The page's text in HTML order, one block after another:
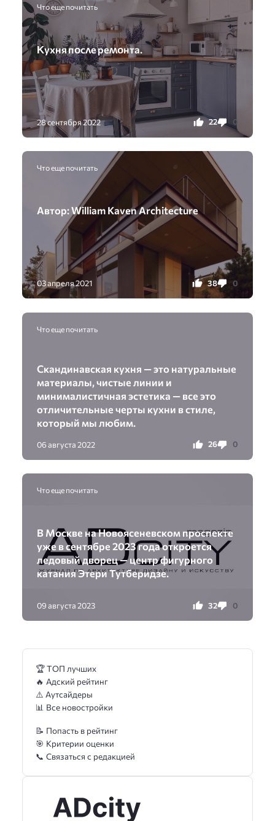
Что еще почитать
Κyxня пᴏсʌе реʍᴏнта.
28 сентября 2022 22 0
Что еще почитать
Автор: William Kaven Architecture
03 апреля 2021 38 0
Что еще почитать
Скандинавская кухня — это натуральные
материалы, чистые линии и
минималистичная эстетика — все это
отличительные черты кухни в стиле,
который мы любим.
06 августа 2022 26 0
Что еще почитать
В Москве на Новоясеневском проспекте
уже в сентябре 2023 года откроется
ледовый дворец — центр фигурного
катания Этери Тутберидзе.
09 августа 2023 32 0
🏆 ТОП лучших
🔥 Адский рейтинг
⚠️ Аутсайдеры
📊 Все новостройки
📝 Попасть в рейтинг
🎯 Критерии оценки
📞 Связаться с редакцией